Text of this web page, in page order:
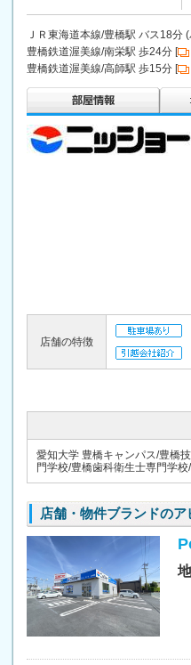
ＪＲ東海道本線/豊橋駅 バス18分
豊橋鉄道渥美線/南栄駅 歩24分 [
豊橋鉄道渥美線/高師駅 歩15分 [
店舗の特徴
愛知大学 豊橋キャンパス/豊橋
門学校/豊橋歯科衛生士専門学
店舗・物件ブランドのア